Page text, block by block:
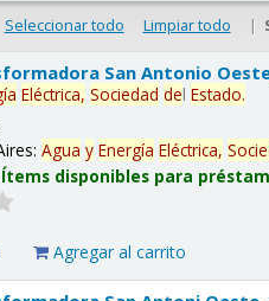
Seleccionar todo Limpiar todo |
San Antonio
Eléctrica, Sociedad delEstado.
Agua y Energía Eléctrica,
Ítems disponibles para
Agregar al carrito